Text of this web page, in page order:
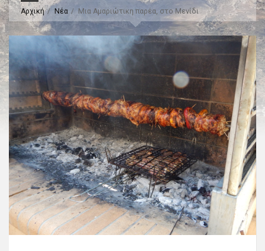
Αρχική Νέα Μια Αμαριώτικη παρέα, στο Μενίδι